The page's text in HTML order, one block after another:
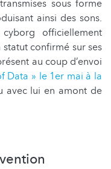
sous forme
ainsi des sons.
officiellement
confirmé sur ses
au coup d’envoi
Data » le 1er mai à la
avec lui en amont de